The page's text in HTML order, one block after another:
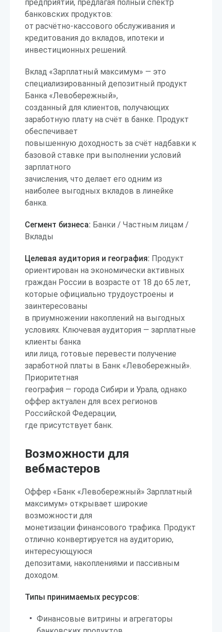
предприятий, предлагая полный спектр
банковских продуктов:
от расчётно-кассового обслуживания и
кредитования до вкладов, ипотеки и
инвестиционных решений.
Вклад «Зарплатный максимум» — это
специализированный депозитный продукт
Банка «Левобережный»,
созданный для клиентов, получающих
заработную плату на счёт в банке. Продукт
обеспечивает
повышенную доходность за счёт надбавки к
базовой ставке при выполнении условий
зарплатного
зачисления, что делает его одним из
наиболее выгодных вкладов в линейке
банка.
Сегмент бизнеса: Банки / Частным лицам /
Вклады
Целевая аудитория и география: Продукт
ориентирован на экономически активных
граждан России в возрасте от 18 до 65 лет,
которые официально трудоустроены и
заинтересованы
в приумножении накоплений на выгодных
условиях. Ключевая аудитория — зарплатные
клиенты банка
или лица, готовые перевести получение
заработной платы в Банк «Левобережный».
Приоритетная
география — города Сибири и Урала, однако
оффер актуален для всех регионов
Российской Федерации,
где присутствует банк.
Возможности для
вебмастеров
Оффер «Банк «Левобережный» Зарплатный
максимум» открывает широкие
возможности для
монетизации финансового трафика. Продукт
отлично конвертируется на аудиторию,
интересующуюся
депозитами, накоплениями и пассивным
доходом.
Типы принимаемых ресурсов:
Финансовые витрины и агрегаторы